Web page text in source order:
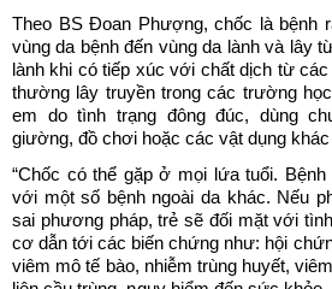
Theo BS Đoan Phượng, chốc là bệnh
vùng da bệnh đến vùng da lành và lây
lành khi có tiếp xúc với chất dịch từ
thường lây truyền trong các trường
em do tình trạng đông đúc, dùng
giường, đồ chơi hoặc các vật dụng
“Chốc có thể gặp ở mọi lứa tuổi.
với một số bệnh ngoài da khác. Nếu
sai phương pháp, trẻ sẽ đối mặt với
cơ dẫn tới các biến chứng như: hội
viêm mô tế bào, nhiễm trùng huyết,